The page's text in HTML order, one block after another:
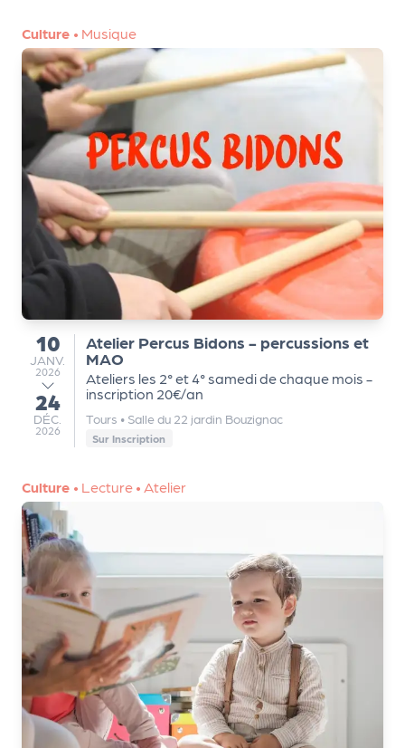
Culture • Musique
du
10
JANVIER
JANV.
2026
au
24
DÉCEMBRE
DÉC.
2026
Atelier Percus Bidons - percussions et
MAO
Ateliers les 2° et 4° samedi de chaque mois -
inscription 20€/an
Tours • Salle du 22 jardin Bouzignac
Sur Inscription
Culture • Lecture • Atelier
tt
e
r